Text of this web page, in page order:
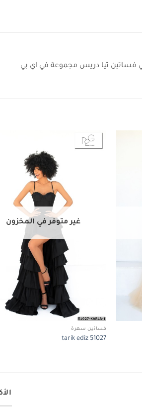
تيا دريس مجموعة في اي بي
غير متوفر في المخزون
فساتين سهرة
tarik ediz 51027